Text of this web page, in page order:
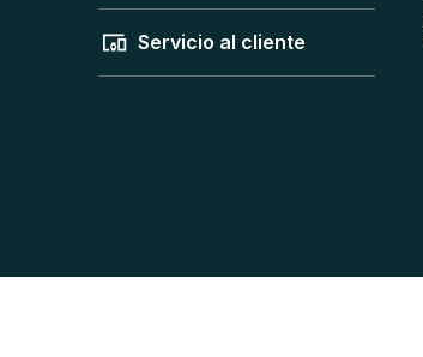
Servicio al cliente